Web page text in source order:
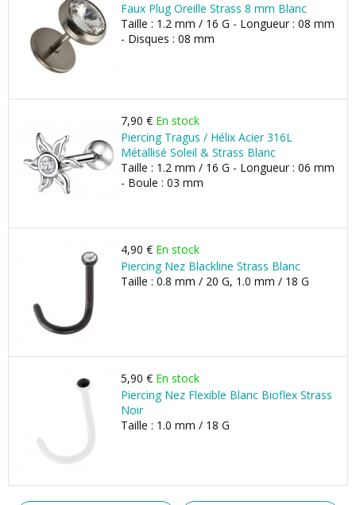
Faux Plug Oreille Strass 8 mm Blanc
Taille : 1.2 mm / 16 G - Longueur : 08 mm
- Disques : 08 mm
7,90 € En stock
Piercing Tragus / Hélix Acier 316L
Métallisé Soleil & Strass Blanc
Taille : 1.2 mm / 16 G - Longueur : 06 mm
- Boule : 03 mm
4,90 € En stock
Piercing Nez Blackline Strass Blanc
Taille : 0.8 mm / 20 G, 1.0 mm / 18 G
5,90 € En stock
Piercing Nez Flexible Blanc Bioflex Strass
Noir
Taille : 1.0 mm / 18 G